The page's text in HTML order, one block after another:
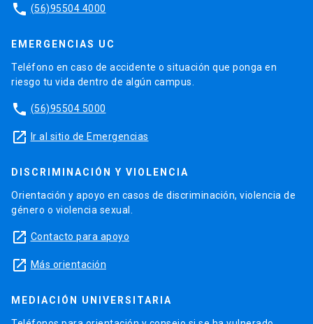
phone (56)95504 4000
EMERGENCIAS UC
Teléfono en caso de accidente o situación que ponga en
riesgo tu vida dentro de algún campus.
phone (56)95504 5000
launch Ir al sitio de Emergencias
DISCRIMINACIÓN Y VIOLENCIA
Orientación y apoyo en casos de discriminación, violencia de
género o violencia sexual.
launch Contacto para apoyo
launch Más orientación
MEDIACIÓN UNIVERSITARIA